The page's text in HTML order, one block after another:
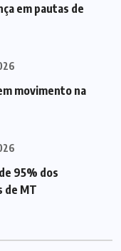
em pautas de
movimento na
95% dos
de MT